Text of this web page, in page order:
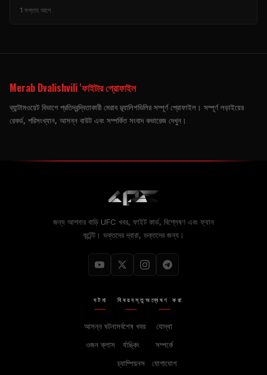
1 সপ্তাহ আগে
Merab Dvalishvili 'ফাইটার প্রোফাইল
ব্যান্টামওয়েট বিভাগে প্রতিদ্বন্দ্বিতাকারী মেরাব দ্ব্যালিশভিলির সম্পূর্ণ প্রোফাইল। সম্পূর্ণ লড়াইয়ের
রেকর্ড, পরিসংখ্যান, আসন্ন বাউট এবং সম্পর্কিত সংবাদ কভারেজ দেখুন।
জন্য আপনার বাড়ি UFC খবর, ফাইট কার্ড, বিশ্লেষণ এবং ফ্যান
কন্টেন্ট। ভক্তদের দ্বারা, ভক্তদের জন্য।
ঘটনা
আসন্ন ঘটনা
ওজন ক্লাস
বিষয়বস্তু
সর্বশেষ খবর
র্যাঙ্কিং
চ্যাম্পিয়নস
অন্বেষণ করা
যোদ্ধা
সম্পর্কে
যোগাযোগ